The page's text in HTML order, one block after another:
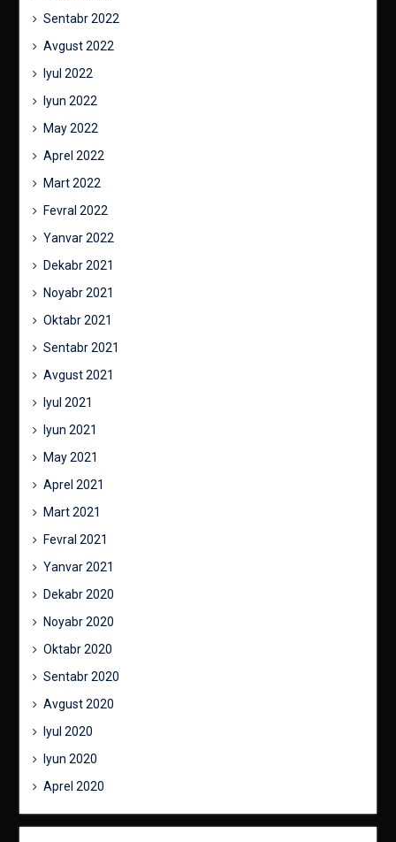
Sentabr 2022
Avgust 2022
Iyul 2022
Iyun 2022
May 2022
Aprel 2022
Mart 2022
Fevral 2022
Yanvar 2022
Dekabr 2021
Noyabr 2021
Oktabr 2021
Sentabr 2021
Avgust 2021
Iyul 2021
Iyun 2021
May 2021
Aprel 2021
Mart 2021
Fevral 2021
Yanvar 2021
Dekabr 2020
Noyabr 2020
Oktabr 2020
Sentabr 2020
Avgust 2020
Iyul 2020
Iyun 2020
Aprel 2020